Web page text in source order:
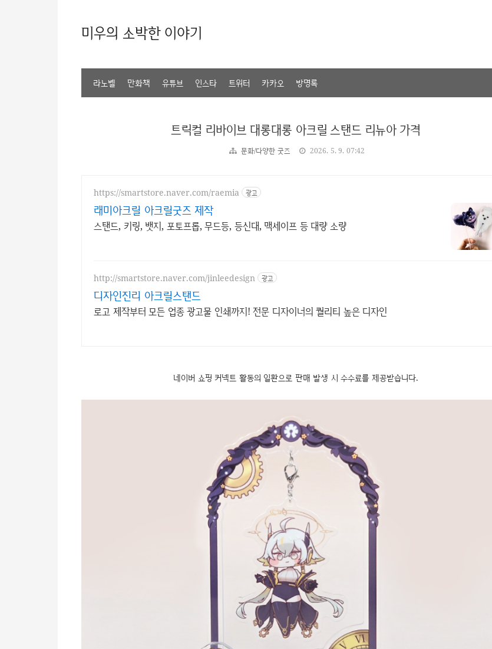
미우의 소박한 이야기
라노벨 만화책 유튜브 인스타 트위터 카카오 방명록
트릭컬 리바이브 대롱대롱 아크릴 스탠드 리뉴아 가격
문화/다양한 굿즈 2026. 5. 9. 07:42
https://smartstore.naver.com/raemia 광고
래미아크릴 아크릴굿즈 제작
스탠드, 키링, 뱃지, 포토프롭, 무드등, 등신대, 맥세이프 등 대량 소량
http://smartstore.naver.com/jinleedesign 광고
디자인진리 아크릴스탠드
로고 제작부터 모든 업종 광고물 인쇄까지! 전문 디자이너의 퀄리티 높은 디자인
네이버 쇼핑 커넥트 활동의 일환으로 판매 발생 시 수수료를 제공받습니다.